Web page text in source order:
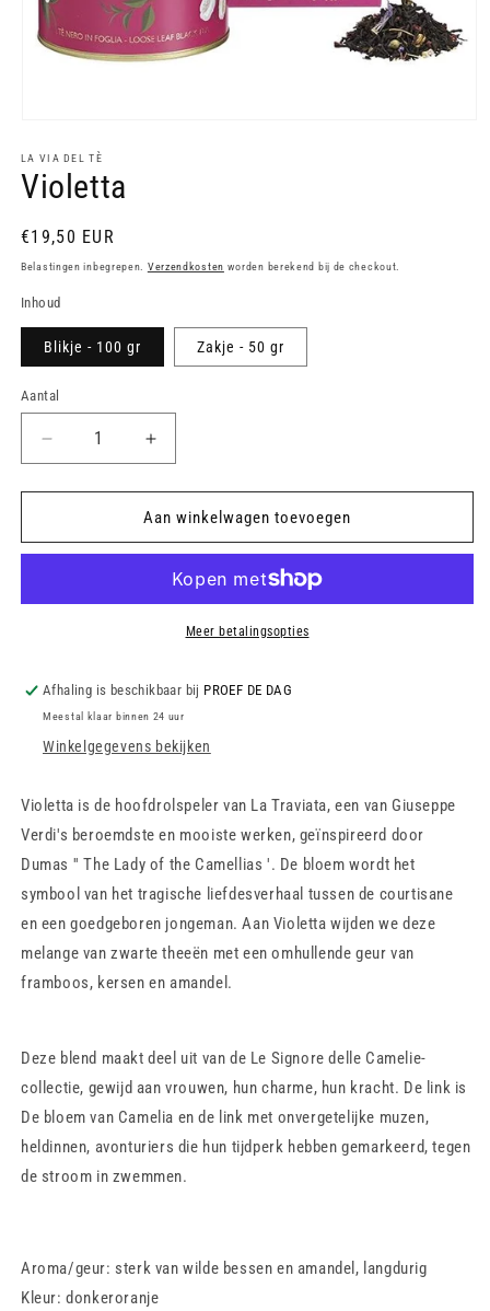
openen
in
modaal
LA VIA DEL TÈ
Violetta
Normale
prijs
€19,50 EUR
Belastingen inbegrepen. Verzendkosten worden berekend bij de checkout.
Inhoud
Blikje - 100 gr Zakje - 50 gr
Aantal
Aantal
verlagen
voor
Aantal
verhogen
voor
Violetta
Aan winkelwagen toevoegen
Meer betalingsopties
Afhaling is beschikbaar bij PROEF DE DAG
Meestal klaar binnen 24 uur
Winkelgegevens bekijken
Violetta is de hoofdrolspeler van La Traviata, een van Giuseppe
Verdi's beroemdste en mooiste werken, geïnspireerd door
Dumas '' The Lady of the Camellias '. De bloem wordt het
symbool van het tragische liefdesverhaal tussen de courtisane
en een goedgeboren jongeman. Aan Violetta wijden we deze
melange van zwarte theeën met een omhullende geur van
framboos, kersen en amandel.
Deze blend maakt deel uit van de Le Signore delle Camelie-
collectie, gewijd aan vrouwen, hun charme, hun kracht. De link is
De bloem van Camelia en de link met onvergetelijke muzen,
heldinnen, avonturiers die hun tijdperk hebben gemarkeerd, tegen
de stroom in zwemmen.
Aroma/geur: sterk van wilde bessen en amandel, langdurig
Kleur: donkeroranje